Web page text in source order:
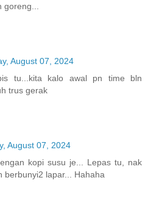
August 07, 2024
tu...kita kalo awal pn time bln
trus gerak
August 07, 2024
kopi susu je... Lepas tu, nak
berbunyi2 lapar... Hahaha